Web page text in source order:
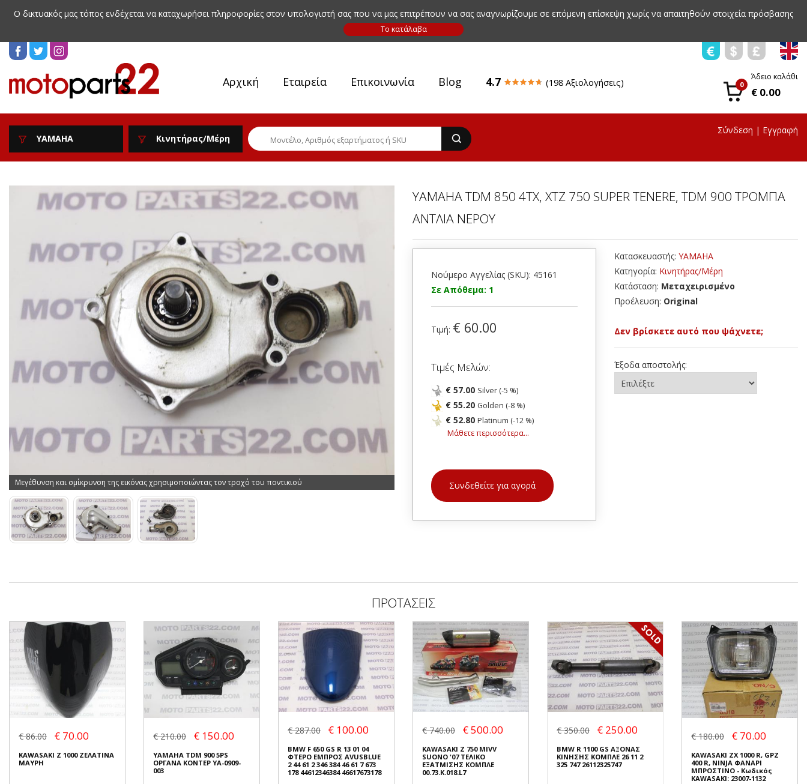
Ο δικτυακός μας τόπος ενδέχεται να καταχωρήσει πληροφορίες στον υπολογιστή σας που να μας επιτρέπουν να σας αναγνωρίζουμε σε επόμενη επίσκεψη χωρίς να απαιτηθούν στοιχεία πρόσβασης
Αρχική Εταιρεία Επικοινωνία Blog 4.7 (198 Αξιολογήσεις) 0
Άδειο καλάθι
€ 0.00
YAMAHA Κινητήρας/Μέρη
Σύνδεση | Εγγραφή
Μεγέθυνση και σμίκρυνση της εικόνας χρησιμοποιώντας τον τροχό του ποντικιού
YAMAHA TDM 850 4TX, XTZ 750 SUPER TENERE, TDM 900 ΤΡΟΜΠΑ
ΑΝΤΛΙΑ ΝΕΡΟΥ
Νούμερο Αγγελίας (SKU): 45161
Σε Απόθεμα: 1
Τιμή: € 60.00
Τιμές Μελών:
€ 57.00 Silver (-5 %)
€ 55.20 Golden (-8 %)
€ 52.80 Platinum (-12 %)
Μάθετε περισσότερα...
Συνδεθείτε για αγορά
Κατασκευαστής: YAMAHA
Κατηγορία: Κινητήρας/Μέρη
Κατάσταση: Μεταχειρισμένο
Προέλευση: Original
Δεν βρίσκετε αυτό που ψάχνετε;
Έξοδα αποστολής:
ΠΡΟΤΑΣΕΙΣ
€ 86.00 € 70.00
KAWASAKI Z 1000 ΖΕΛΑΤΙΝΑ
ΜΑΥΡΗ
€ 210.00 € 150.00
YAMAHA TDM 900 5PS
ΟΡΓΑΝΑ ΚΟΝΤΕΡ YA-0909-
003
€ 287.00 € 100.00
BMW F 650 GS R 13 01 04
ΦΤΕΡΟ ΕΜΠΡΟΣ AVUSBLUE
2 44 61 2 346 384 46 61 7 673
178 44612346384 46617673178
€ 740.00 € 500.00
KAWASAKI Z 750 MIVV
SUONO '07 ΤΕΛΙΚΟ
ΕΞΑΤΜΙΣΗΣ ΚΟΜΠΛΕ
00.73.K.018.L7
€ 350.00 € 250.00
BMW R 1100 GS ΑΞΟΝΑΣ
ΚΙΝΗΣΗΣ ΚΟΜΠΛΕ 26 11 2
325 747 26112325747
€ 180.00 € 70.00
KAWASAKI ZX 1000 R, GPZ
400 R, NINJA ΦΑΝΑΡΙ
ΜΠΡΟΣΤΙΝΟ - Κωδικός
KAWASAKI: 23007-1132